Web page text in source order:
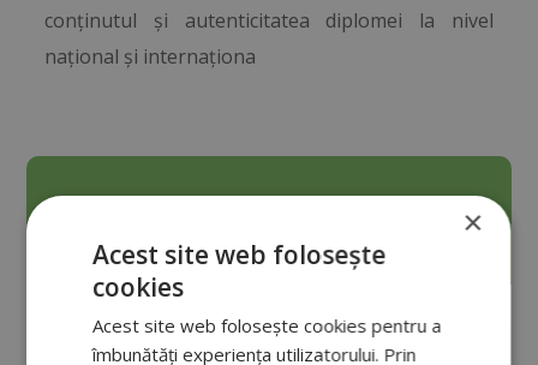
conținutul și autenticitatea diplomei la nivel
național și internaționa
×
Acest site web folosește
cookies
Acest site web folosește cookies pentru a
îmbunătăți experiența utilizatorului. Prin